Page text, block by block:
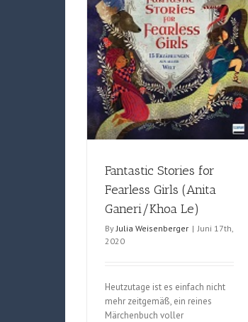
Fantastic Stories for
Fearless Girls (Anita
Ganeri/Khoa Le)
By Julia Weisenberger | Juni 17th,
2020
Heutzutage ist es einfach nicht
mehr zeitgemäß, ein reines
Märchenbuch voller